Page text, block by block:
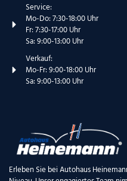
Erleben Sie bei Autohaus
Service:
Mo-Do: 7:30-18:00 Uhr
Fr: 7:30-17:00 Uhr
Sa: 9:00-13:00 Uhr
Verkauf:
Mo-Fr: 9:00-18:00 Uhr
Sa: 9:00-13:00 Uhr